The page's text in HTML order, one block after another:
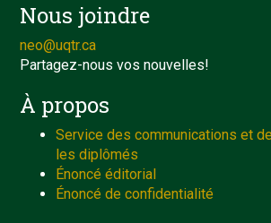
Nous joindre
neo@uqtr.ca
Partagez-nous vos nouvelles!
À propos
Service des communications et
les diplômés
Énoncé éditorial
Énoncé de confidentialité